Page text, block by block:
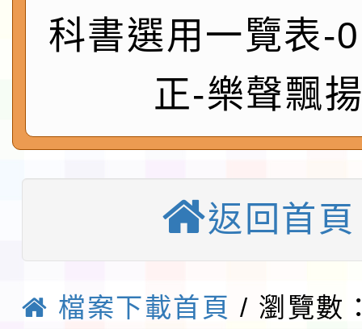
會」之「藝術教育日」
第2次招考代課鐘點教
115 年度兒童課後照顧
0 小時業訓練課程
轉知本市體育總會划船
「115年桃園市運動會
域)，申請變更地點
「114-115年度
會活動流程表
函轉桃園市童軍會辦
童軍小隊長訓練營活動
檢送「桃園市115學年
賽實施要點」1份
本市「115學年度學生
科書選用一覽表-
正-樂聲飄
返回首頁
檔案下載首頁 / 瀏覽數